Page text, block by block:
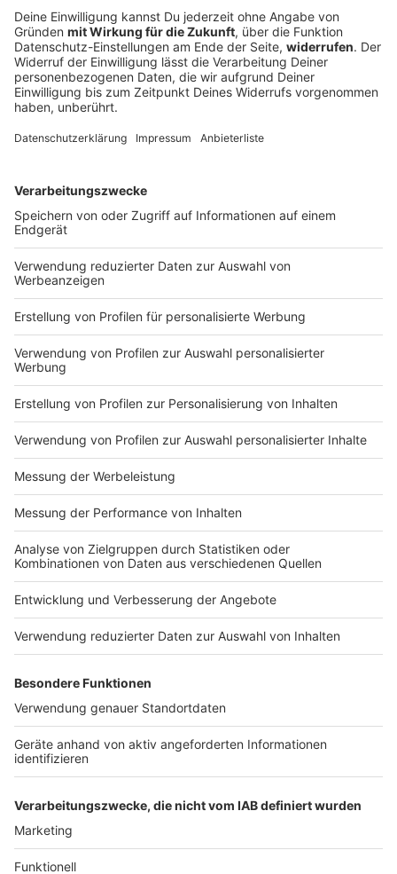
100 Tage im Amt – Dominik Krause zieht erste
Bilanz
Seit dem 1. Mai ist Dominik Krause Münchner
Oberbürgermeister – als Zweitjüngster im Amt und
Bilanz.
DEINE GEMERKTEN ARTIKEL
Du hast dir noch keine Artikel gemerkt
Markiere sie hierfür mit einem
Impressum
Nutzungsbedingungen
Jobs
Presse
Werben
Archiv
ANTENNE BAYERN GROUP
Stiftung ANTENNE BAYERN
hilft
Teilnahmebedingungen
Grounding Page ANTENNE
Kontakt
Studio-Hotline
Verkehrs-Hotline
Newsletter